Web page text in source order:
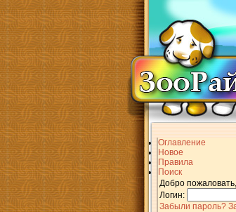
Оглавление
Новое
Правила
Поиск
Добро пожаловать,
Логин:
Забыли пароль?